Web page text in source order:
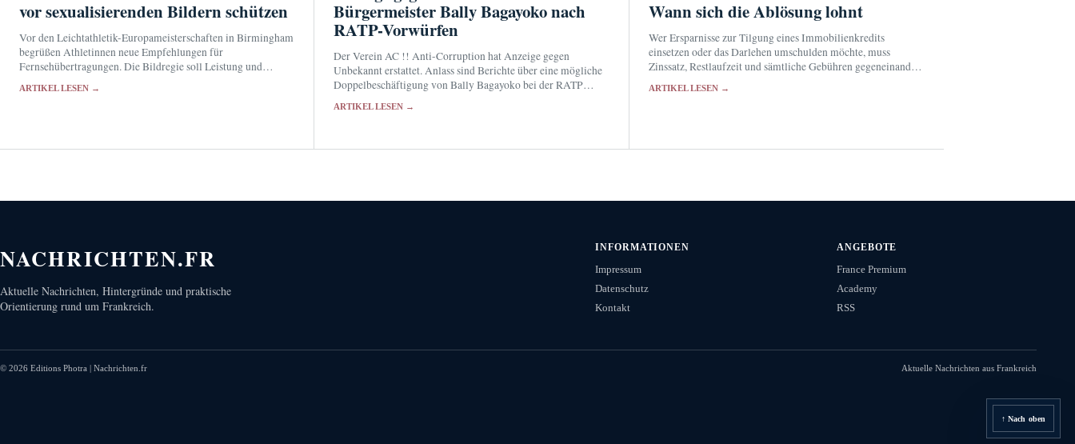
vor sexualisierenden Bildern schützen
Vor den Leichtathletik-Europameisterschaften in Birmingham
begrüßen Athletinnen neue Empfehlungen für
Fernsehübertragungen. Die Bildregie soll Leistung und
Perspektiven auf ihren Körper zu reduzieren.
ARTIKEL LESEN →
Bürgermeister Bally Bagayoko nach
RATP-Vorwürfen
Der Verein AC !! Anti-Corruption hat Anzeige gegen
Unbekannt erstattet. Anlass sind Berichte über eine mögliche
Doppelbeschäftigung von Bally Bagayoko bei der RATP
ARTIKEL LESEN →
Wann sich die Ablösung lohnt
Wer Ersparnisse zur Tilgung eines Immobilienkredits
einsetzen oder das Darlehen umschulden möchte, muss
Zinssatz, Restlaufzeit und sämtliche Gebühren gegeneinander
Empfehlung.
ARTIKEL LESEN →
NACHRICHTEN.FR
Aktuelle Nachrichten, Hintergründe und praktische
Orientierung rund um Frankreich.
INFORMATIONEN
Impressum
Datenschutz
Kontakt
ANGEBOTE
France Premium
Academy
RSS
© 2026 Editions Photra | Nachrichten.fr Aktuelle Nachrichten aus Frankreich
↑ Nach oben